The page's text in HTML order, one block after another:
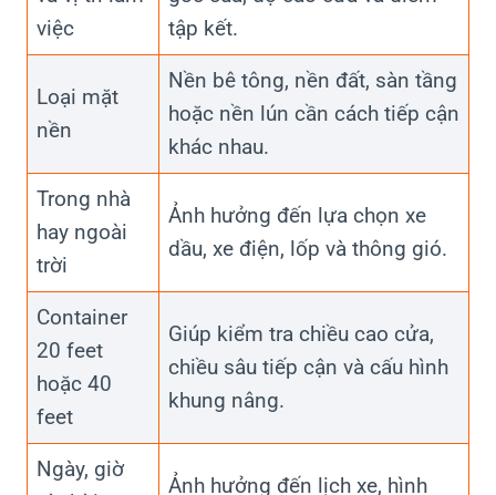
việc
tập kết.
Loại mặt
nền
Nền bê tông, nền đất, sàn tầng
hoặc nền lún cần cách tiếp cận
khác nhau.
Trong nhà
hay ngoài
trời
Ảnh hưởng đến lựa chọn xe
dầu, xe điện, lốp và thông gió.
Container
20 feet
hoặc 40
feet
Giúp kiểm tra chiều cao cửa,
chiều sâu tiếp cận và cấu hình
khung nâng.
Ngày, giờ
Ảnh hưởng đến lịch xe, hình